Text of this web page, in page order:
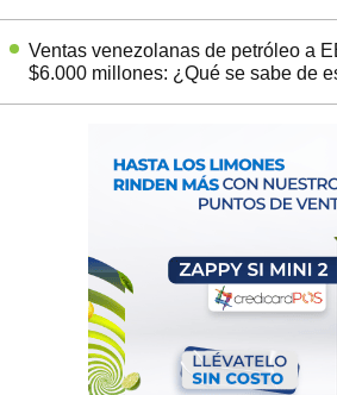
Ventas venezolanas de petróleo a
$6.000 millones: ¿Qué se sabe de